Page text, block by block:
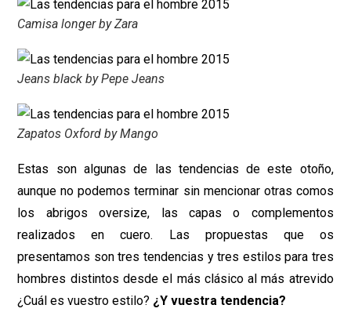
Camisa longer by Zara
Jeans black by Pepe Jeans
Zapatos Oxford by Mango
Estas son algunas de las tendencias de este otoño,
aunque no podemos terminar sin mencionar otras comos
los abrigos oversize, las capas o complementos
realizados en cuero. Las propuestas que os
presentamos son tres tendencias y tres estilos para tres
hombres distintos desde el más clásico al más atrevido
¿Cuál es vuestro estilo? ¿Y vuestra tendencia?